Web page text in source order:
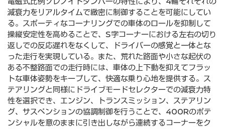
減衰⼒をリアルタイムで緻密に制御することを可能にしてい
る。スポーティなコーナリングでの⾞体のロールを抑制して
操縦安定性を⾼めることで、S字コーナーにおける左右の切り
返しでの反応遅れをなくして、ドライバーの感覚と⼀体とな
った⾛⾏を実現している。また、荒れた路⾯や⼩さな起伏の
ある不整路⾯での⾛⾏時には、⾞体の上下動を抑えてフラッ
トな⾞体姿勢をキープして、快適な乗り⼼地を提供する。ス
テアリングと同様にドライブモードセレクターでの減衰⼒特
性を選択でき、エンジン、トランスミッション、ステアリン
グ、サスペンションの協調制御を⾏うことで、400Rのポテ
ンシャルを意のままに引き出しながら連続するコーナーをク